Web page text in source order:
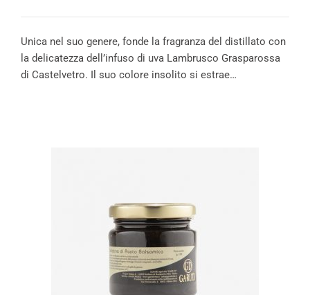
Unica nel suo genere, fonde la fragranza del distillato con
la delicatezza dell’infuso di uva Lambrusco Grasparossa
di Castelvetro. Il suo colore insolito si estrae…